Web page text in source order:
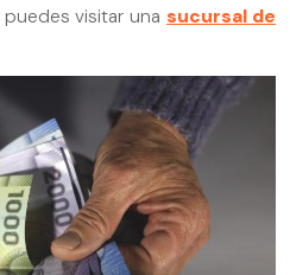
visitar una sucursal de